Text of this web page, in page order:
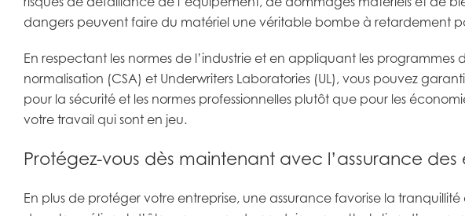
dangers peuvent faire du matériel une véritable bombe à retardement
En respectant les normes de l’industrie et en appliquant les
normalisation (CSA) et Underwriters Laboratories (UL), vous pouvez
pour la sécurité et les normes professionnelles plutôt que pour les
votre travail qui sont en jeu.
Protégez-vous dès maintenant avec l’assurance des
En plus de protéger votre entreprise, une assurance favorise la